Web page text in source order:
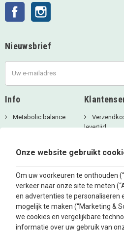
Facebook
Nieuwsbrief
Info
Metabolic balance
levertijd
Algemene
voorwaarden
Inloggen
Onze website gebruikt
Om uw voorkeuren te onthouden
verkeer naar onze site te meten
en advertenties te personaliseren
mogelijk te maken (“Marketing &
we cookies en vergelijkbare
informatie over uw gebruik van